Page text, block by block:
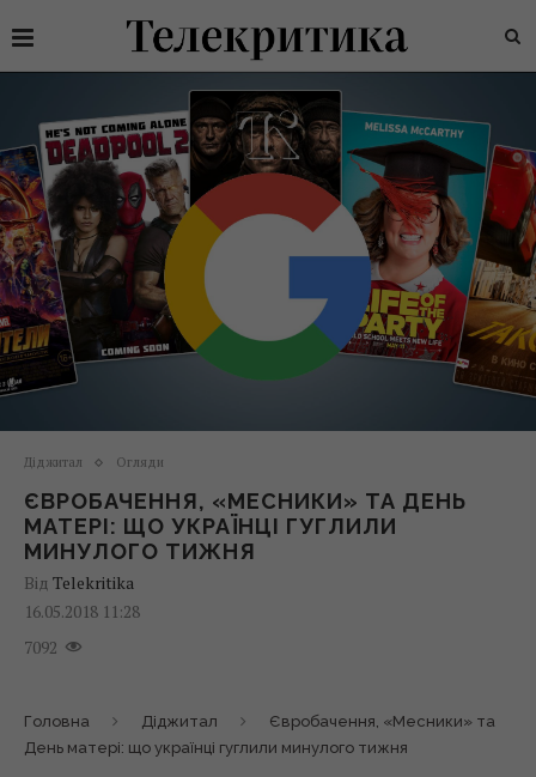
Діджитал Огляди
ЄВРОБАЧЕННЯ, «МЕСНИКИ» ТА ДЕНЬ
МАТЕРІ: ЩО УКРАЇНЦІ ГУГЛИЛИ
МИНУЛОГО ТИЖНЯ
Від Telekritika
16.05.2018 11:28
7092
Головна Діджитал
Євробачення, «Месники» та
День матері: що українці гуглили минулого тижня